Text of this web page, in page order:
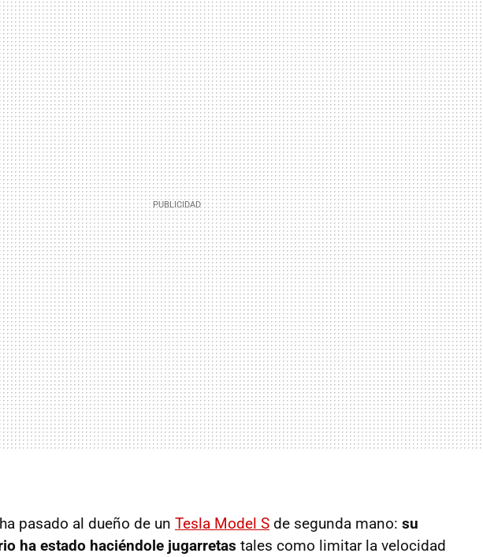
pasado al dueño de un Tesla Model S de segunda mano: su
ha estado haciéndole jugarretas tales como limitar la velocidad